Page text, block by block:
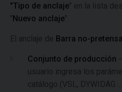
"Tipo de anclaje" en la lista
"Nuevo anclaje".
El anclaje de Barra no-
Conjunto de producción
usuario ingresa los
catálogo (VSL, DYWIDAG